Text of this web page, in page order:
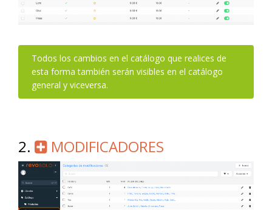
Todos los cambios en el catálogo que realices de
esta forma también serán visibles en el catálogo
general y viceversa.
2. MODIFICADORES